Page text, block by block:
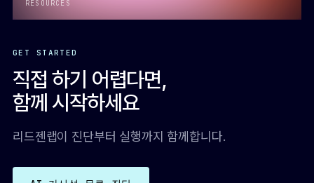
GET STARTED
직접 하기 어렵다면,
함께 시작하세요
리드젠랩이 진단부터 실행까지 함께합니다.
RESOURCES